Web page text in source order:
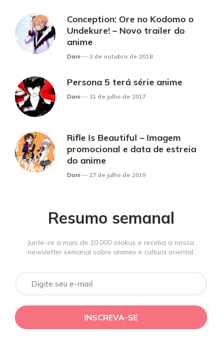
Conception: Ore no Kodomo o
Undekure! – Novo trailer do
anime
Posted
Dani 2 de outubro de 2018
Persona 5 terá série anime
Posted
Dani 31 de julho de 2017
Rifle Is Beautiful – Imagem
promocional e data de estreia
do anime
Posted
Dani 27 de julho de 2019
Resumo semanal
Junte-se a mais de 10.000 otakus e receba a nossa
newsletter semanal sobre animes e cultura oriental.